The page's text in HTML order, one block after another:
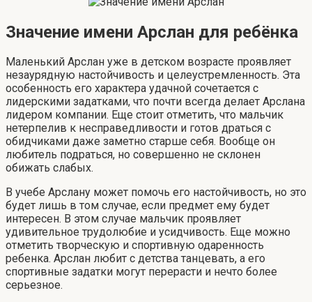
Значение имени Арслан для ребёнка
Маленький Арслан уже в детском возрасте проявляет
незаурядную настойчивость и целеустремленность. Эта
особенность его характера удачной сочетается с
лидерскими задатками, что почти всегда делает Арслана
лидером компании. Еще стоит отметить, что мальчик
нетерпелив к несправедливости и готов драться с
обидчиками даже заметно старше себя. Вообще он
любитель подраться, но совершенно не склонен
обижать слабых.
В учебе Арслану может помочь его настойчивость, но это
будет лишь в том случае, если предмет ему будет
интересен. В этом случае мальчик проявляет
удивительное трудолюбие и усидчивость. Еще можно
отметить творческую и спортивную одаренность
ребенка. Арслан любит с детства танцевать, а его
спортивные задатки могут перерасти и нечто более
серьезное.